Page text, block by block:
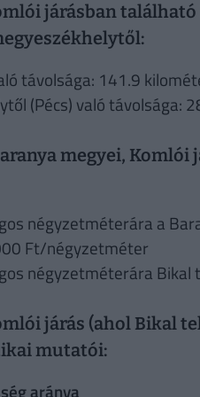
járásban
távolsága: 141.9
(Pécs) való távolsága:
megyei, Komlói
négyzetméterára a
Ft/négyzetméter
négyzetméterára
járás (ahol Bikal
mutatói:
aránya